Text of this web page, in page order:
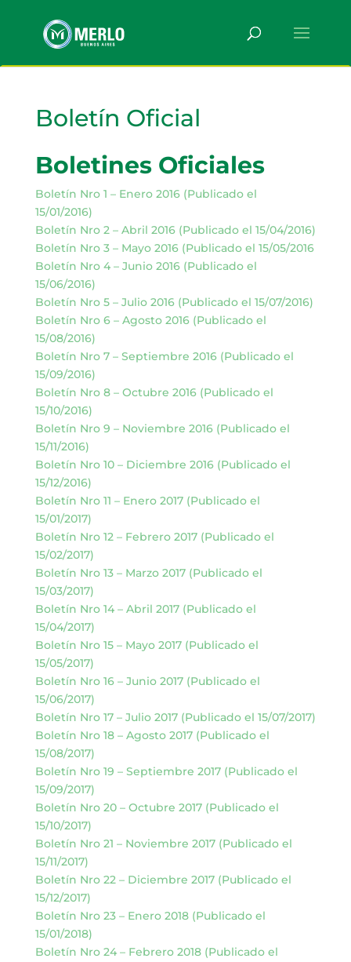
Boletín Oficial
Boletines Oficiales
Boletín Nro 1 – Enero 2016 (Publicado el
15/01/2016)
Boletín Nro 2 – Abril 2016 (Publicado el 15/04/2016)
Boletín Nro 3 – Mayo 2016 (Publicado el 15/05/2016
Boletín Nro 4 – Junio 2016 (Publicado el
15/06/2016)
Boletín Nro 5 – Julio 2016 (Publicado el 15/07/2016)
Boletín Nro 6 – Agosto 2016 (Publicado el
15/08/2016)
Boletín Nro 7 – Septiembre 2016 (Publicado el
15/09/2016)
Boletín Nro 8 – Octubre 2016 (Publicado el
15/10/2016)
Boletín Nro 9 – Noviembre 2016 (Publicado el
15/11/2016)
Boletín Nro 10 – Diciembre 2016 (Publicado el
15/12/2016)
Boletín Nro 11 – Enero 2017 (Publicado el
15/01/2017)
Boletín Nro 12 – Febrero 2017 (Publicado el
15/02/2017)
Boletín Nro 13 – Marzo 2017 (Publicado el
15/03/2017)
Boletín Nro 14 – Abril 2017 (Publicado el
15/04/2017)
Boletín Nro 15 – Mayo 2017 (Publicado el
15/05/2017)
Boletín Nro 16 – Junio 2017 (Publicado el
15/06/2017)
Boletín Nro 17 – Julio 2017 (Publicado el 15/07/2017)
Boletín Nro 18 – Agosto 2017 (Publicado el
15/08/2017)
Boletín Nro 19 – Septiembre 2017 (Publicado el
15/09/2017)
Boletín Nro 20 – Octubre 2017 (Publicado el
15/10/2017)
Boletín Nro 21 – Noviembre 2017 (Publicado el
15/11/2017)
Boletín Nro 22 – Diciembre 2017 (Publicado el
15/12/2017)
Boletín Nro 23 – Enero 2018 (Publicado el
15/01/2018)
Boletín Nro 24 – Febrero 2018 (Publicado el